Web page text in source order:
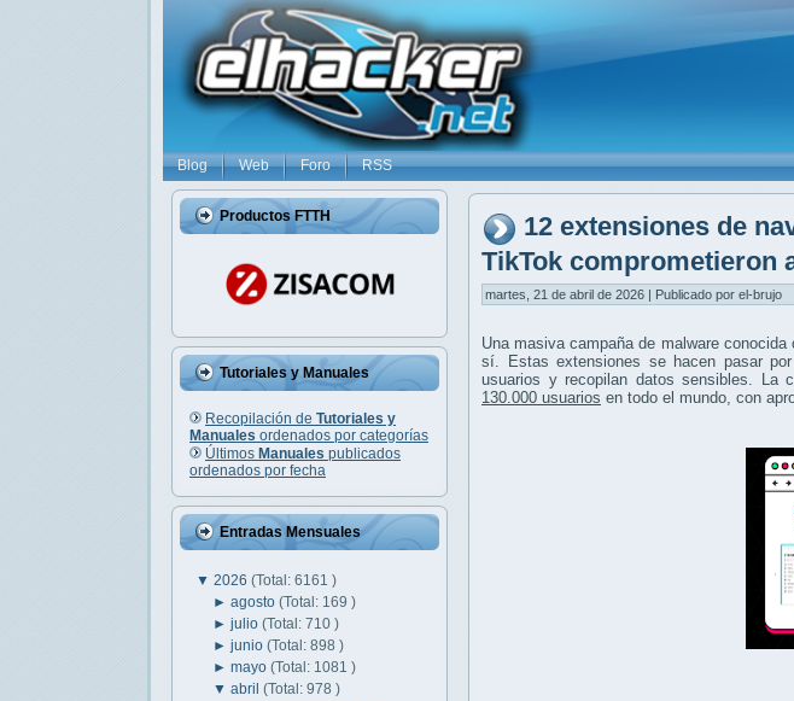
Blog Web Foro RSS
Productos FTTH
Tutoriales y Manuales
Recopilación de Tutoriales y
Manuales ordenados por categorías
Últimos Manuales publicados
ordenados por fecha
Entradas Mensuales
▼ 2026 (Total: 6161 )
►agosto(Total: 169 )
►julio(Total: 710 )
►junio(Total: 898 )
►mayo(Total: 1081 )
▼abril(Total: 978 )
12 extensiones de
TikTok comprometieron
martes, 21 de abril de 2026 | Publicado por el-brujo
Una masiva campaña de malware conocida
sí. Estas extensiones se hacen pasar
usuarios y recopilan datos sensibles. La
130.000 usuarios en todo el mundo, con